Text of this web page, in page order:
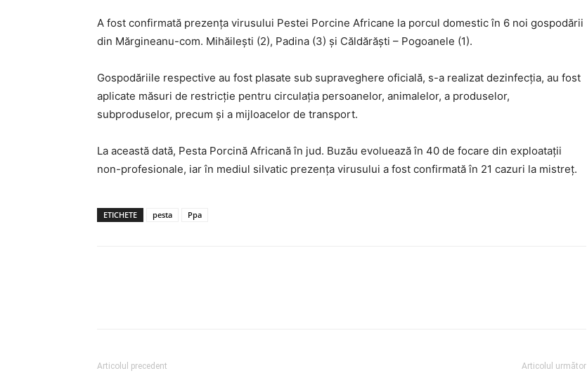
A fost confirmată prezența virusului Pestei Porcine Africane la porcul domestic în 6 noi gospodării
din Mărgineanu-com. Mihăilești (2), Padina (3) și Căldărăști – Pogoanele (1).
Gospodăriile respective au fost plasate sub supraveghere oficială, s-a realizat dezinfecția, au fost
aplicate măsuri de restricție pentru circulația persoanelor, animalelor, a produselor,
subproduselor, precum și a mijloacelor de transport.
La această dată, Pesta Porcină Africană în jud. Buzău evoluează în 40 de focare din exploatații
non-profesionale, iar în mediul silvatic prezența virusului a fost confirmată în 21 cazuri la mistreț.
ETICHETE pesta Ppa
Articolul precedent Articolul următor